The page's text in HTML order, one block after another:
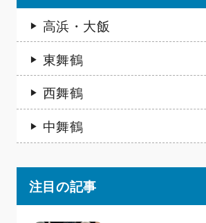
高浜・大飯
東舞鶴
西舞鶴
中舞鶴
注目の記事